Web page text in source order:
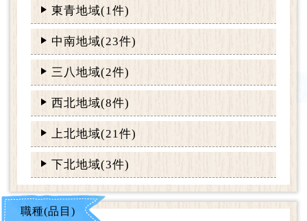
東青地域(1件)
中南地域(23件)
三八地域(2件)
西北地域(8件)
上北地域(21件)
下北地域(3件)
職種(品目)